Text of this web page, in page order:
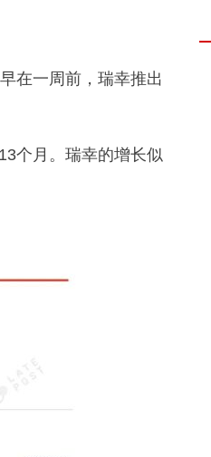
在一周前，瑞幸推出
个月。瑞幸的增长似